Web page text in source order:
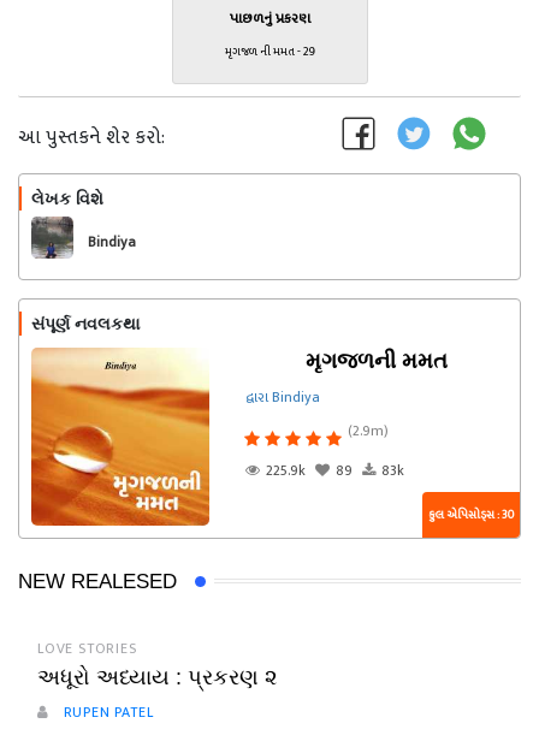
પાછળનું પ્રકરણ
મૃગજળ ની મમત - 29
આ પુસ્તકને શેર કરો:
લેખક વિશે
Bindiya
સંપૂર્ણ નવલકથા
મૃગજળની મમત
દ્વારા Bindiya
(2.9m)
225.9k
89 83k
કુલ એપિસોડ્સ : 30
NEW REALESED
LOVE STORIES
અધૂરો અધ્યાય : પ્રકરણ ૨
RUPEN PATEL